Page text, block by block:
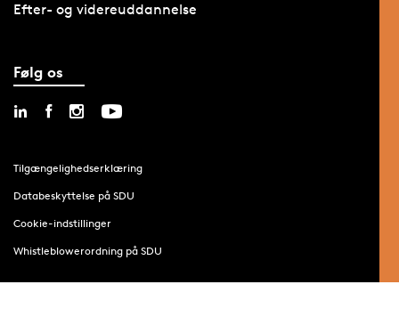
Efter- og videreuddannelse
Følg os
Tilgængelighedserklæring
Databeskyttelse på SDU
Cookie-indstillinger
Whistleblowerordning på SDU